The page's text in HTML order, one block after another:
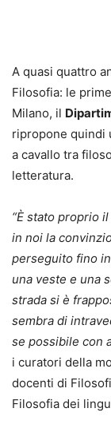
A quasi quattro
Filosofia: le
Milano, il
ripropone quindi
a cavallo tra
letteratura.
“È stato proprio
in noi la
perseguito fino
una veste e una
strada si è
sembra di
se possibile con
i curatori della
docenti di
Filosofia dei